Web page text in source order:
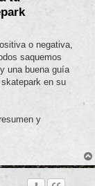
o negativa,
saquemos
una buena guía
en su
y